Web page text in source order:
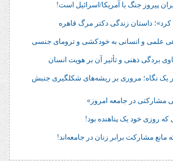
داستان زندگی دکتر مرگ قاهره
علمی و انسانی به خودکشی و ترومای جنسی
بردگی ذهنی و تأثیر آن بر هویت انسان
کتاب «شوق یک خیز بلند» در یک نگاه؛ مروری بر ریشه‌های شکل‎گیری جنبش
مشارکتی در جامعه امروز»
روزی خود یک پناهنده بود!
مشارکت برابر زنان در جامعه‌اند!